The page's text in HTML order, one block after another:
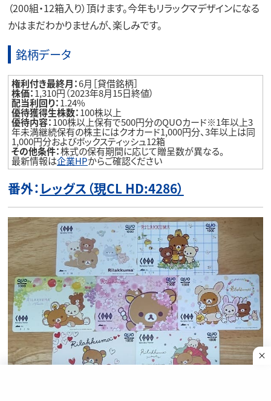
（200組・12箱入り）頂けます。今年もリラックマデザインになる
かはまだわかりませんが、楽しみです。
銘柄データ
権利付き最終月：6月［貸借銘柄］
株価：1,310円（2023年8月15日終値）
配当利回り：1.24%
優待獲得生株数：100株以上
優待内容：100株以上保有で500円分のQUOカード※1年以上3
年未満継続保有の株主にはクオカード1,000円分、3年以上は同
1,000円分およびボックスティッシュ12箱
その他条件：株式の保有期間に応じて贈呈数が異なる。
最新情報は企業HPからご確認ください
番外： レッグス（現CL HD:4286）